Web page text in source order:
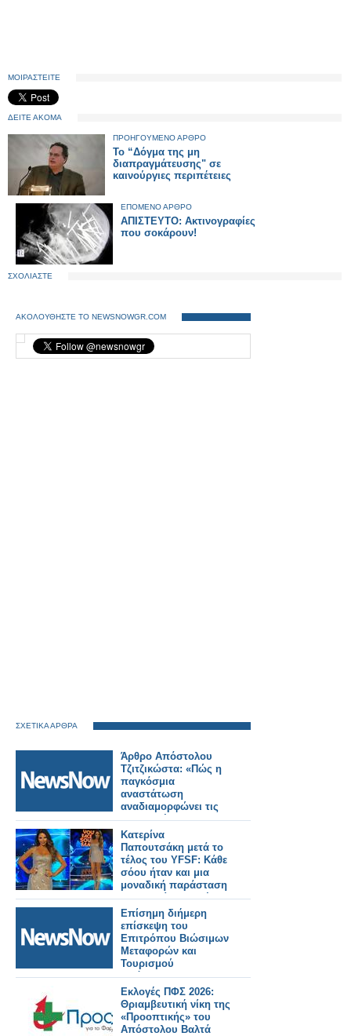
ΜΟΙΡΑΣΤΕΙΤΕ
ΔΕΙΤΕ ΑΚΟΜΑ
ΠΡΟΗΓΟΥΜΕΝΟ ΑΡΘΡΟ
Το “Δόγμα της μη
διαπραγμάτευσης" σε
καινούργιες περιπέτειες
ΕΠΟΜΕΝΟ ΑΡΘΡΟ
ΑΠΙΣΤΕΥΤΟ: Ακτινογραφίες
που σοκάρουν!
ΣΧΟΛΙΑΣΤΕ
ΑΚΟΛΟΥΘΗΣΤΕ ΤΟ NEWSNOWGR.COM
ΣΧΕΤΙΚΑ ΑΡΘΡΑ
Άρθρο Απόστολου
Τζιτζικώστα: «Πώς η
παγκόσμια
αναστάτωση
αναδιαμορφώνει τις
μεταφορές και τον
τουρισμό»
Κατερίνα
Παπουτσάκη μετά το
τέλος του YFSF: Κάθε
σόου ήταν και μια
μοναδική παράσταση
που ξεχείλιζε ταλέντο
Επίσημη διήμερη
επίσκεψη του
Επιτρόπου Βιώσιμων
Μεταφορών και
Τουρισμού
Απόστολου
Τζιτζικώστα στο
Βερολίνο - Εγκαινίασε
τη σιδηροδρομική
σύνδεση Πράγας –
Εκλογές ΠΦΣ 2026:
Θριαμβευτική νίκη της
«Προοπτικής» του
Απόστολου Βαλτά